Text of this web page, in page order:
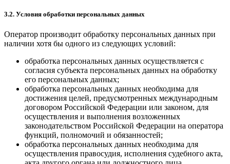
3.2. Условия обработки персональных данных
Оператор производит обработку персональных данных при
наличии хотя бы одного из следующих условий:
обработка персональных данных осуществляется с
согласия субъекта персональных данных на обработку
его персональных данных;
обработка персональных данных необходима для
достижения целей, предусмотренных международным
договором Российской Федерации или законом, для
осуществления и выполнения возложенных
законодательством Российской Федерации на оператора
функций, полномочий и обязанностей;
обработка персональных данных необходима для
осуществления правосудия, исполнения судебного акта,